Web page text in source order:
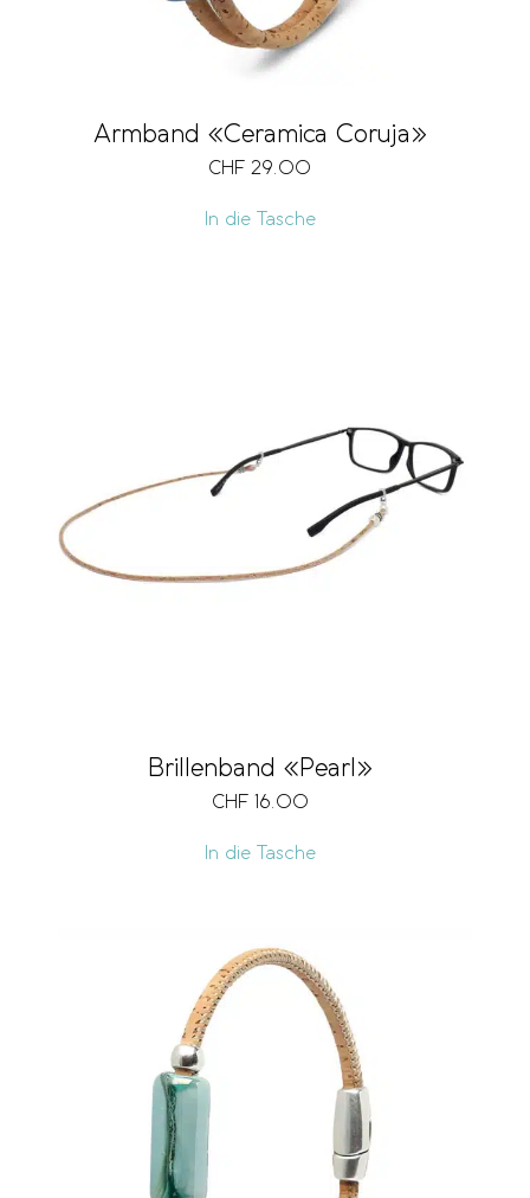
Armband «Ceramica Coruja»
CHF 29.00
In die Tasche
Brillenband «Pearl»
CHF 16.00
In die Tasche